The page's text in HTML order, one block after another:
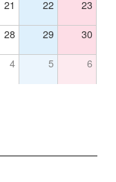
21 22 23
28 29 30
4 5 6